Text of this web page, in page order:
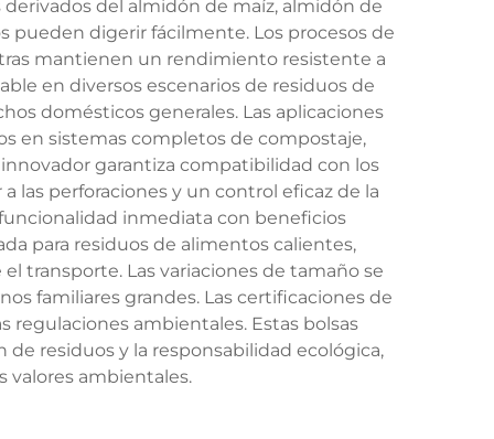
del almidón de maíz, almidón de
pueden digerir fácilmente. Los procesos de
mantienen un rendimiento resistente a
en diversos escenarios de residuos de
domésticos generales. Las aplicaciones
en sistemas completos de compostaje,
garantiza compatibilidad con los
las perforaciones y un control eficaz de la
inmediata con beneficios
para residuos de alimentos calientes,
transporte. Las variaciones de tamaño se
familiares grandes. Las certificaciones de
regulaciones ambientales. Estas bolsas
residuos y la responsabilidad ecológica,
ambientales.